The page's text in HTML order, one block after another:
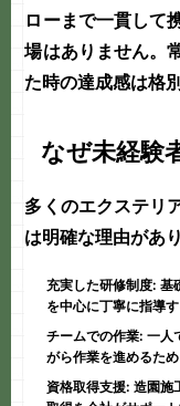
ローまで一貫して
場はありません。
た時の達成感は格
なぜ未経験
多くのエクステリ
は明確な理由があ
充実した研修制度: 基
を中心に丁寧に指導
チームでの作業: 一人
がら作業を進めるた
資格取得支援: 造園施